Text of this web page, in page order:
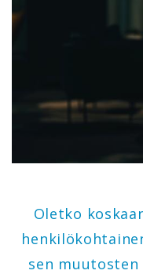
Oletko
sen